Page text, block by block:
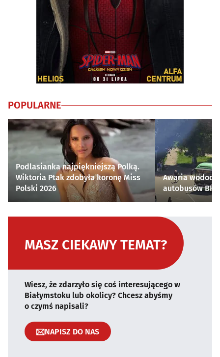
POPULARNE
Podlasianka najpiękniejszą Polką.
Wiktoria Ptak zdobyła koronę Miss
Polski 2026
Awaria
autobusów
MASZ CIEKAWY TEMAT?
Wiesz, że zdarzyło się coś interesującego w
Białymstoku lub okolicy? Chcesz abyśmy
o czymś napisali?
NAPISZ DO NAS